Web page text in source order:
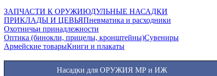
ЗАПЧАСТИ К ОРУЖИЮДУЛЬНЫЕ НАСАДКИ
ПРИКЛАДЫ И ЦЕВЬЯПневматика и расходники
Охотничьи принадлежности
Оптика (бинокли, прицелы, кронштейны)Сувениры
Армейские товарыКниги и плакаты
Насадки для ОРУЖИЯ МР и ИЖ